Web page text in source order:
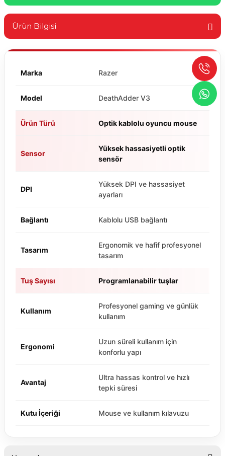
Ürün Bilgisi
Marka Razer
Model DeathAdder V3
Ürün Türü Optik kablolu oyuncu mouse
Sensor
Yüksek hassasiyetli optik
sensör
DPI
Yüksek DPI ve hassasiyet
ayarları
Bağlantı Kablolu USB bağlantı
Tasarım
Ergonomik ve hafif profesyonel
tasarım
Tuş Sayısı Programlanabilir tuşlar
Kullanım
Profesyonel gaming ve günlük
kullanım
Ergonomi
Uzun süreli kullanım için
konforlu yapı
Avantaj
Ultra hassas kontrol ve hızlı
tepki süresi
Kutu İçeriği Mouse ve kullanım kılavuzu